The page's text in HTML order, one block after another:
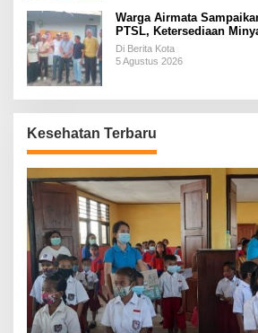
Warga Airmata
PTSL, Ketersediaan
Pemakaman
Di Berita Kota
5 Agustus 2026
Kesehatan Terbaru